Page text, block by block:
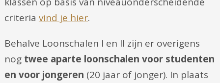
criteria vind je hier.
Behalve Loonschalen I en II zijn er overigens
nog twee aparte loonschalen voor studenten
en voor jongeren (20 jaar of jonger). In plaats